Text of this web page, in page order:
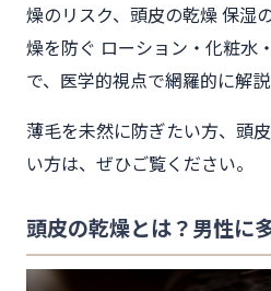
燥のリスク、頭皮の乾燥 保湿
燥を防ぐ ローション・化粧水
で、医学的視点で網羅的に解説
薄毛を未然に防ぎたい方、頭
い方は、ぜひご覧ください。
頭皮の乾燥とは？男性に